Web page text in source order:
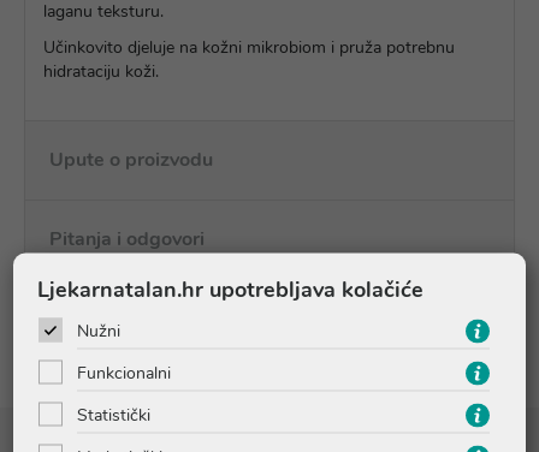
laganu teksturu.
Učinkovito djeluje na kožni mikrobiom i pruža potrebnu
hidrataciju koži.
Upute o proizvodu
Pitanja i odgovori
Recenzije
Ljekarnatalan.hr upotrebljava kolačiće
Nužni
Funkcionalni
Statistički